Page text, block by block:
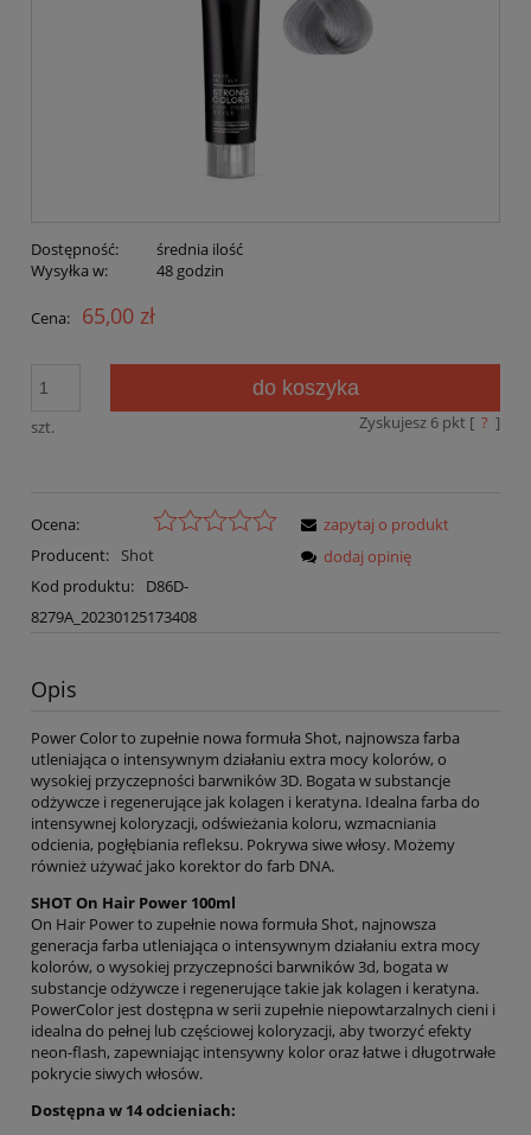
Dostępność:
średnia ilość
Wysyłka w:
48 godzin
Cena: 65,00 zł
szt.
do koszyka
Zyskujesz 6pkt [ ? ]
Ocena:
Producent:
Shot
Kod produktu:
D86D-
8279A_20230125173408
zapytaj o produkt
dodaj opinię
Opis
Power Color to zupełnie nowa formuła Shot, najnowsza farba
utleniająca o intensywnym działaniu extra mocy kolorów, o
wysokiej przyczepności barwników 3D. Bogata w substancje
odżywcze i regenerujące jak kolagen i keratyna. Idealna farba do
intensywnej koloryzacji, odświeżania koloru, wzmacniania
odcienia, pogłębiania refleksu. Pokrywa siwe włosy. Możemy
również używać jako korektor do farb DNA.
SHOT On Hair Power 100ml
On Hair Power to zupełnie nowa formuła Shot, najnowsza
generacja farba utleniająca o intensywnym działaniu extra mocy
kolorów, o wysokiej przyczepności barwników 3d, bogata w
substancje odżywcze i regenerujące takie jak kolagen i keratyna.
PowerColor jest dostępna w serii zupełnie niepowtarzalnych cieni i
idealna do pełnej lub częściowej koloryzacji, aby tworzyć efekty
neon-flash, zapewniając intensywny kolor oraz łatwe i długotrwałe
pokrycie siwych włosów.
Dostępna w 14 odcieniach: